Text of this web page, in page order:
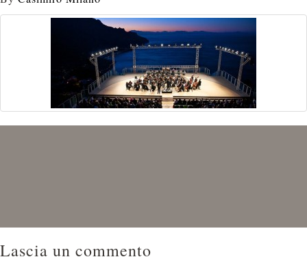
Lascia un commento